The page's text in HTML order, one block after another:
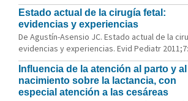
Estado actual de la cirugía fetal:
evidencias y experiencias
De Agustín-Asensio JC. Estado actual de la
evidencias y experiencias. Evid Pediatr
Influencia de la atención al parto y al
nacimiento sobre la lactancia, con
especial atención a las cesáreas